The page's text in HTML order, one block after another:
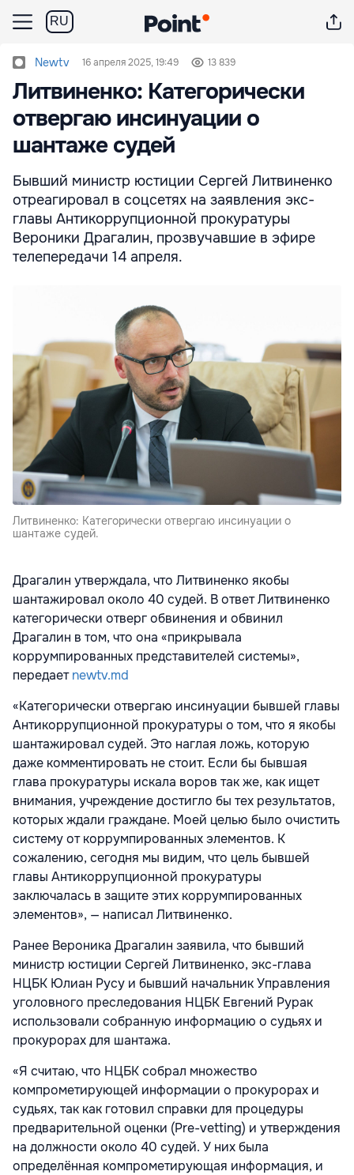
RU
Newtv 16 апреля 2025, 19:49 13 839
Литвиненко: Категорически
отвергаю инсинуации о
шантаже судей
Бывший министр юстиции Сергей Литвиненко
отреагировал в соцсетях на заявления экс-
главы Антикоррупционной прокуратуры
Вероники Драгалин, прозвучавшие в эфире
телепередачи 14 апреля.
Литвиненко: Категорически отвергаю инсинуации о
шантаже судей.
Драгалин утверждала, что Литвиненко якобы
шантажировал около 40 судей. В ответ Литвиненко
категорически отверг обвинения и обвинил
Драгалин в том, что она «прикрывала
коррумпированных представителей системы»,
передаетnewtv.md
«Категорически отвергаю инсинуации бывшей главы
Антикоррупционной прокуратуры о том, что я якобы
шантажировал судей. Это наглая ложь, которую
даже комментировать не стоит. Если бы бывшая
глава прокуратуры искала воров так же, как ищет
внимания, учреждение достигло бы тех результатов,
которых ждали граждане. Моей целью было очистить
систему от коррумпированных элементов. К
сожалению, сегодня мы видим, что цель бывшей
главы Антикоррупционной прокуратуры
заключалась в защите этих коррумпированных
элементов», — написал Литвиненко.
Ранее Вероника Драгалин заявила, что бывший
министр юстиции Сергей Литвиненко, экс-глава
НЦБК Юлиан Русу и бывший начальник Управления
уголовного преследования НЦБК Евгений Рурак
использовали собранную информацию о судьях и
прокурорах для шантажа.
«Я считаю, что НЦБК собрал множество
компрометирующей информации о прокурорах и
судьях, так как готовил справки для процедуры
предварительной оценки (Pre-vetting) и утверждения
на должности около 40 судей. У них была
определённая компрометирующая информация, и